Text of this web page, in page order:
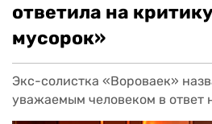
ответила на
мусорок»
Экс-солистка «Вороваек»
уважаемым человеком в ответ